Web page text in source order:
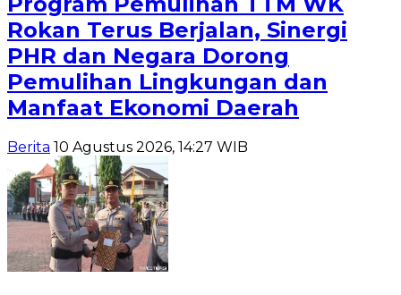
Rokan Terus Berjalan, Sinergi
PHR dan Negara Dorong
Pemulihan Lingkungan dan
Manfaat Ekonomi Daerah
Berita 10 Agustus 2026, 14:27 WIB